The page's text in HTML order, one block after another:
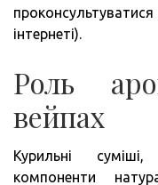
інтернеті).
Роль
вейпах
Курильні
компоненти